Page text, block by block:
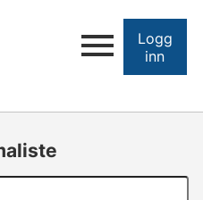
Logg
inn